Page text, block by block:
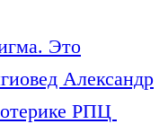
Это
Александр
РПЦ